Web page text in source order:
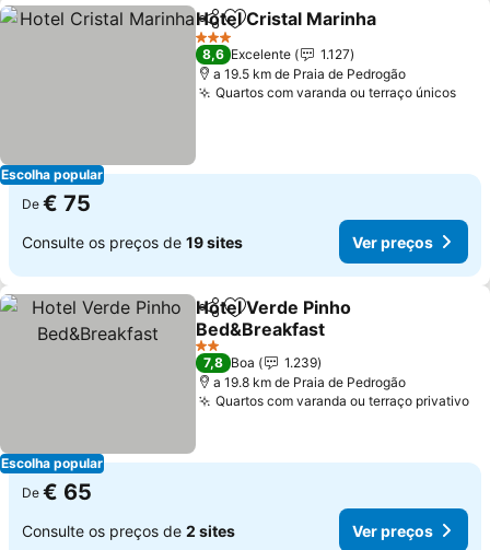
Escolha popular
PartilharAdicionar aos favoritos
Hotel Cristal Marinha
3 Estrelas
8,6 Excelente
1.127
a 19.5 km de Praia de Pedrogão
Quartos com varanda ou terraço únicosVer
De € 75
Consulte os preços de 19 sites Ver preços
Escolha popular
PartilharAdicionar aos favoritos
Hotel Verde Pinho
Bed&Breakfast
Ver preços
2 Estrelas
7,8 Boa
1.239
a 19.8 km de Praia de Pedrogão
Quartos com varanda ou terraço privativo
De € 65
Consulte os preços de 2 sites Ver preços